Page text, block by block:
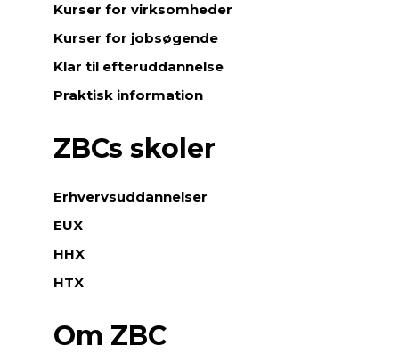
Kurser for virksomheder
Kurser for jobsøgende
Klar til efteruddannelse
Praktisk information
ZBCs skoler
Erhvervsuddannelser
EUX
HHX
HTX
Om ZBC